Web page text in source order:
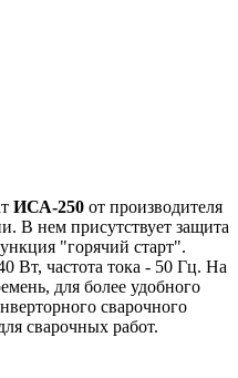
ИСА-250 от производителя
В нем присутствует защита
"горячий старт".
Вт, частота тока - 50 Гц. На
для более удобного
сварочного
сварочных работ.